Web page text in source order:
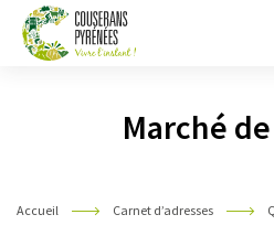
Marché
Accueil Carnet d’adresses